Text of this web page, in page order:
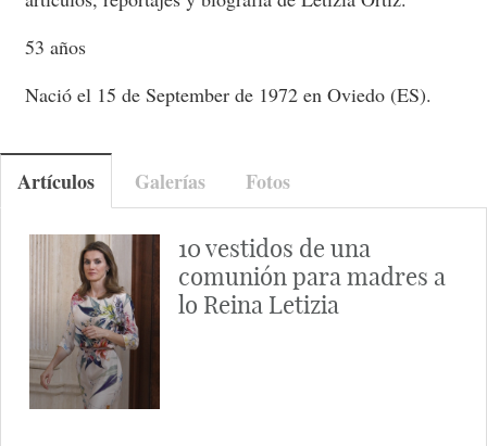
53 años
Nació el 15 de September de 1972 en Oviedo (ES).
Artículos Galerías Fotos
10 vestidos de una
comunión para madres a
lo Reina Letizia